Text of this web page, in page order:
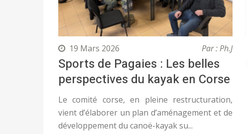
19 Mars 2026 Par : Ph.J
Sports de Pagaies : Les belles
perspectives du kayak en Corse
Le comité corse, en pleine restructuration,
vient d’élaborer un plan d’aménagement et de
développement du canoë-kayak su...